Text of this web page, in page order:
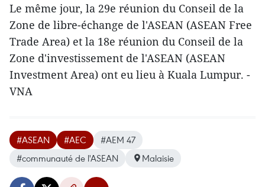
Le même jour, la 29e réunion du Conseil de la
Zone de libre-échange de l'ASEAN​ (ASEAN Free
Trade Area) et la 18e réunion du Conseil de la
Zone d'investissement de l'ASEAN (ASEAN
Investment Area) ont eu lieu à Kuala Lumpur. -
VNA
#ASEAN #AEC
#AEM 47
#communauté de l'ASEAN
Malaisie